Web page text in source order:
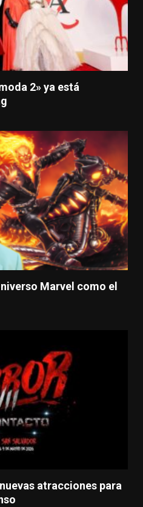
2» ya está
Marvel como el
atracciones para